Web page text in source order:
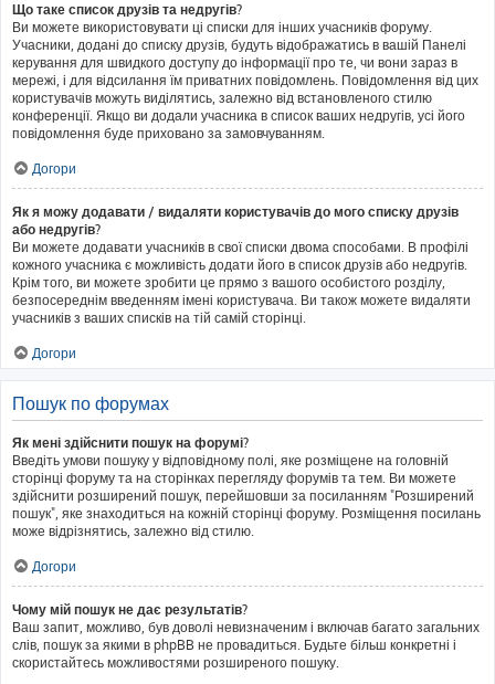
Що таке список друзів та недругів?
Ви можете використовувати ці списки для інших учасників форуму.
Учасники, додані до списку друзів, будуть відображатись в вашій Панелі
керування для швидкого доступу до інформації про те, чи вони зараз в
мережі, і для відсилання їм приватних повідомлень. Повідомлення від цих
користувачів можуть виділятись, залежно від встановленого стилю
конференції. Якщо ви додали учасника в список ваших недругів, усі його
повідомлення буде приховано за замовчуванням.
Догори
Як я можу додавати / видаляти користувачів до мого списку друзів
або недругів?
Ви можете додавати учасників в свої списки двома способами. В профілі
кожного учасника є можливість додати його в список друзів або недругів.
Крім того, ви можете зробити це прямо з вашого особистого розділу,
безпосереднім введенням імені користувача. Ви також можете видаляти
учасників з ваших списків на тій самій сторінці.
Догори
Пошук по форумах
Як мені здійснити пошук на форумі?
Введіть умови пошуку у відповідному полі, яке розміщене на головній
сторінці форуму та на сторінках перегляду форумів та тем. Ви можете
здійснити розширений пошук, перейшовши за посиланням "Розширений
пошук", яке знаходиться на кожній сторінці форуму. Розміщення посилань
може відрізнятись, залежно від стилю.
Догори
Чому мій пошук не дає результатів?
Ваш запит, можливо, був доволі невизначеним і включав багато загальних
слів, пошук за якими в phpBB не провадиться. Будьте більш конкретні і
скористайтесь можливостями розширеного пошуку.